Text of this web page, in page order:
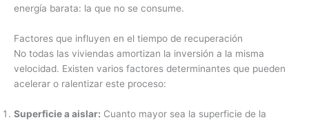
energía barata: la que no se consume.
Factores que influyen en el tiempo de recuperación
No todas las viviendas amortizan la inversión a la misma
velocidad. Existen varios factores determinantes que pueden
acelerar o ralentizar este proceso:
Superficie a aislar: Cuanto mayor sea la superficie de la